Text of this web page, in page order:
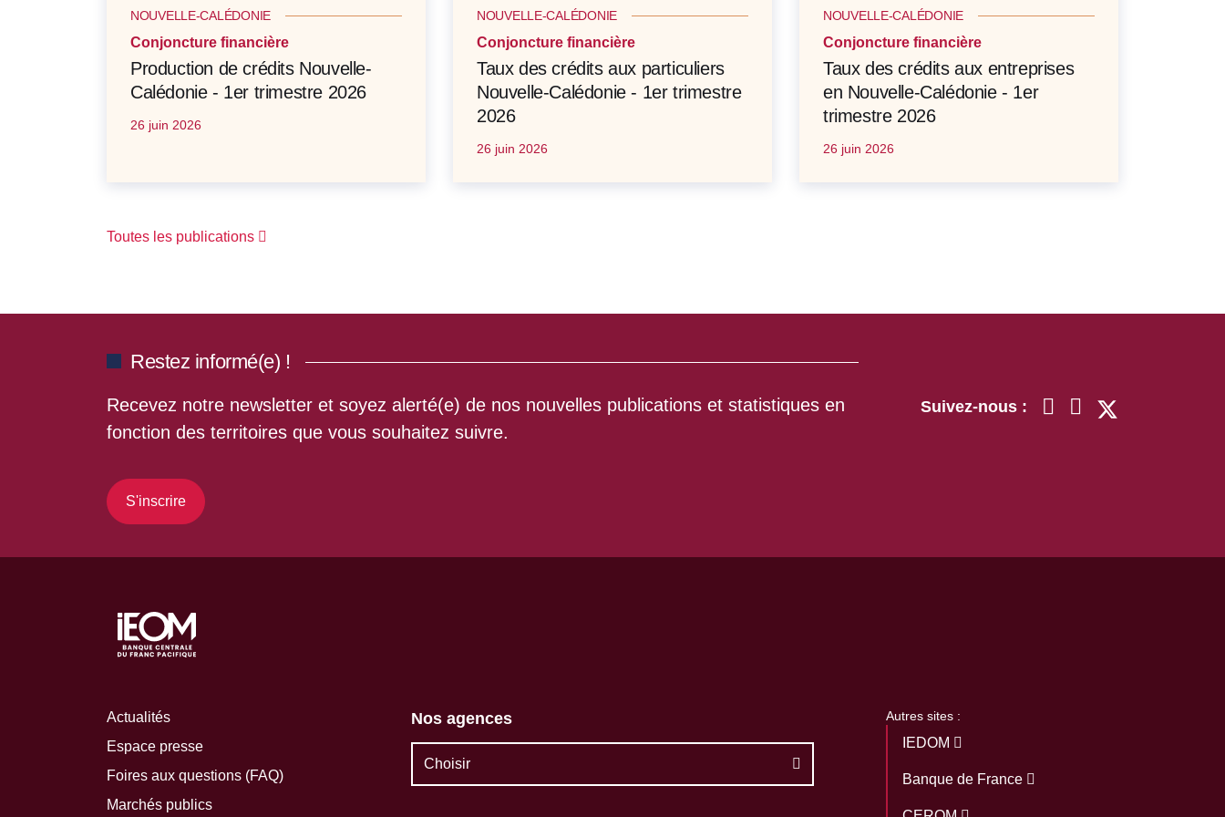
NOUVELLE-CALÉDONIE
Conjoncture financière
Production de crédits Nouvelle-
Calédonie - 1er trimestre 2026
26 juin 2026
NOUVELLE-CALÉDONIE
Conjoncture financière
Taux des crédits aux particuliers
Nouvelle-Calédonie - 1er trimestre
2026
26 juin 2026
NOUVELLE-CALÉDONIE
Conjoncture financière
Taux des crédits aux entreprises
en Nouvelle-Calédonie - 1er
trimestre 2026
26 juin 2026
Toutes les publications
Restez informé(e) !
Recevez notre newsletter et soyez alerté(e) de nos nouvelles publications et statistiques en
fonction des territoires que vous souhaitez suivre.
S'inscrire
Suivez-nous :
Actualités
Espace presse
Foires aux questions (FAQ)
Marchés publics
Nos agences
Choisir
Autres sites :
IEDOM
Banque de France